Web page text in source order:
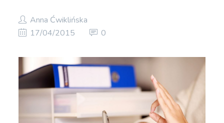
Anna Ćwiklińska
17/04/2015
0